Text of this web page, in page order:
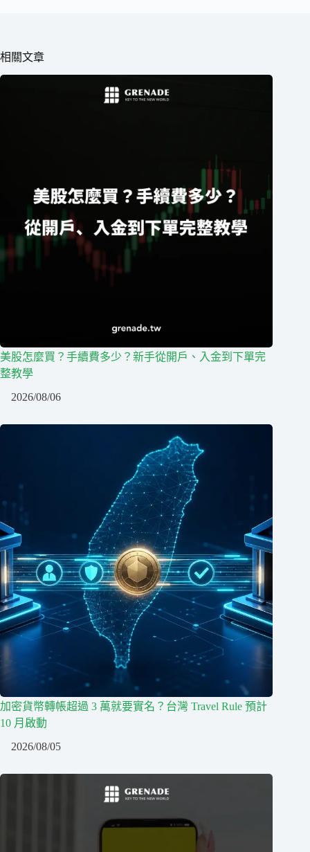
相關文章
美股怎麼買？手續費多少？新手從開戶、入金到下單完
整教學
2026/08/06
加密貨幣轉帳超過 3 萬就要實名？台灣 Travel Rule 預計
10 月啟動
2026/08/05